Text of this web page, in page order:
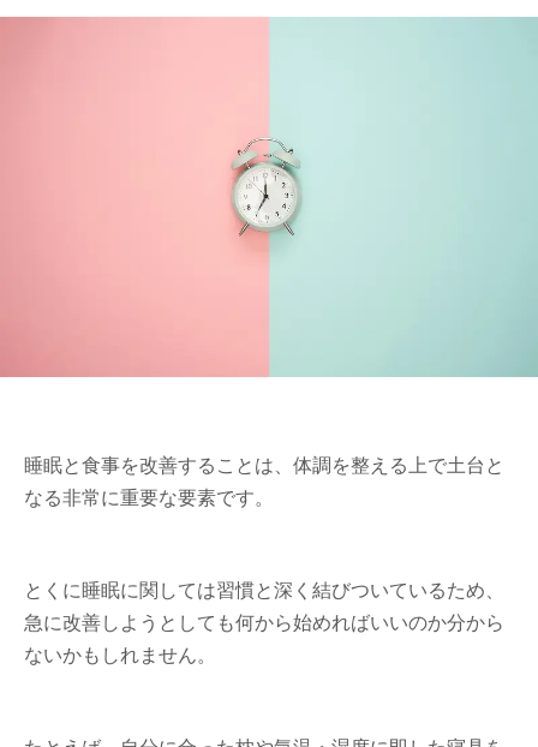
睡眠と食事を改善することは、体調を整える上で土台と
なる非常に重要な要素です。
とくに睡眠に関しては習慣と深く結びついているため、
急に改善しようとしても何から始めればいいのか分から
ないかもしれません。